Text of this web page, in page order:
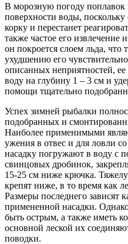
В морозную погоду поплавок
поверхности воды,
корку и перестанет
также частое его извлечение
он покроется слоем льда, что
ухудшению его
описанных неприятностей, ее
воду на глубину 1 – 3 см и
помощи тщательно
Успех зимней рыбалки
подобранных и
Наиболее применимыми
ужения в отвес и для ловли
насадку погружают в воду с
свинцовых дробинок,
15-25 см ниже крючка.
крепят ниже, в то время как
Размеры последнего зависят
примененной насадки.
быть острым, а также иметь
основной леской их
поводки.